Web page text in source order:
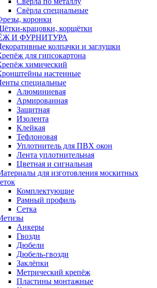
Свёрла специальные
коронки
крацовки, корщётки
И ФУРНИТУРА
колпачки и заглушки
для гипсокартона
химический
настенные
специальные
Алюминиевая
Армированная
Защитная
Изолента
Клейкая
Тефлоновая
Уплотнитель для ПВХ окон
Лента уплотнительная
Цветная и сигнальная
для изготовления москитных
Комплектующие
Рамный профиль
Сетка
Анкеры
Гвозди
Дюбели
Дюбель-гвозди
Заклёпки
Метрический крепёж
Пластины монтажные